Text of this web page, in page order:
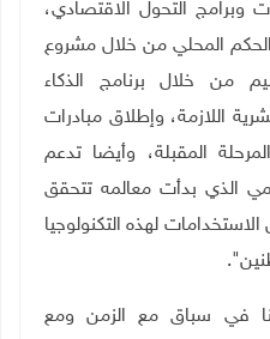
وبرامج التحول الاقتصادي،
المحلي من خلال مشروع
من خلال برنامج الذكاء
اللازمة، وإطلاق مبادرات
المقبلة، وأيضا تدعم
الذي بدأت معالمه تتحقق
لهذه التكنولوجيا
في سباق مع الزمن ومع